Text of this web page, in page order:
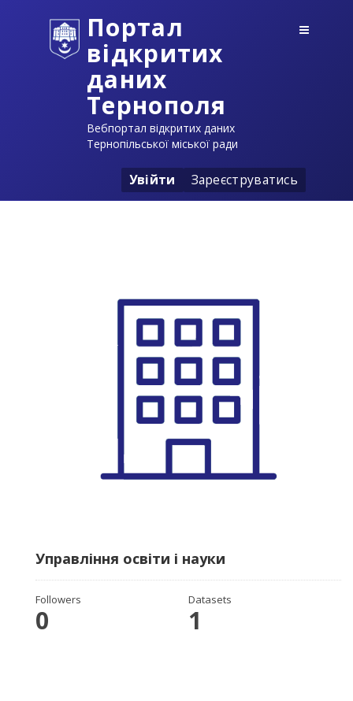
Портал
відкритих
даних
Тернополя
Вебпортал відкритих даних
Тернопільської міської ради
Увійти Зареєструватись
Управління освіти і науки
Followers
0
Datasets
1